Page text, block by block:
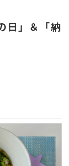
日」＆「納